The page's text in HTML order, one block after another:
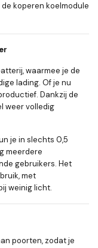
koperen koelmodule
waarmee je de
lading. Of je nu
Dankzij de
weer volledig
je in slechts 0,5
meerdere
gebruikers. Het
met
weinig licht.
poorten, zodat je